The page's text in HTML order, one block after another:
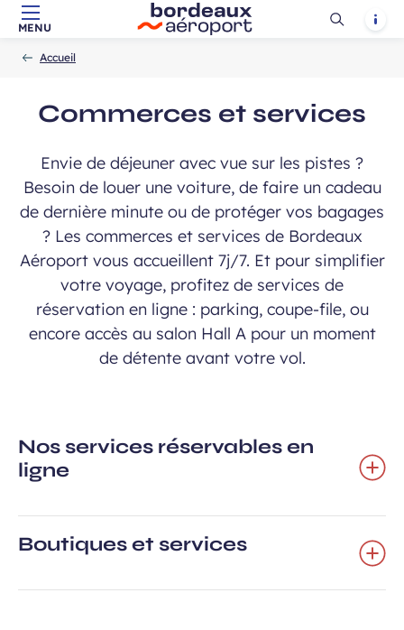
Aller au contenu principal
Aller à la navigation
Aller à la
MENU
Ouvrir
Accueil
Commerces et services
Envie de déjeuner avec vue sur les pistes ?
Besoin de louer une voiture, de faire un cadeau
de dernière minute ou de protéger vos bagages
? Les commerces et services de Bordeaux
Aéroport vous accueillent 7j/7. Et pour simplifier
votre voyage, profitez de services de
réservation en ligne : parking, coupe-file, ou
encore accès au salon Hall A pour un moment
de détente avant votre vol.
Nos services réservables en
ligne
Boutiques et services
et j’accepte que mes données
dans le cadre de
l’Aéroport de Bordeaux.Champ
requis
la newsletter